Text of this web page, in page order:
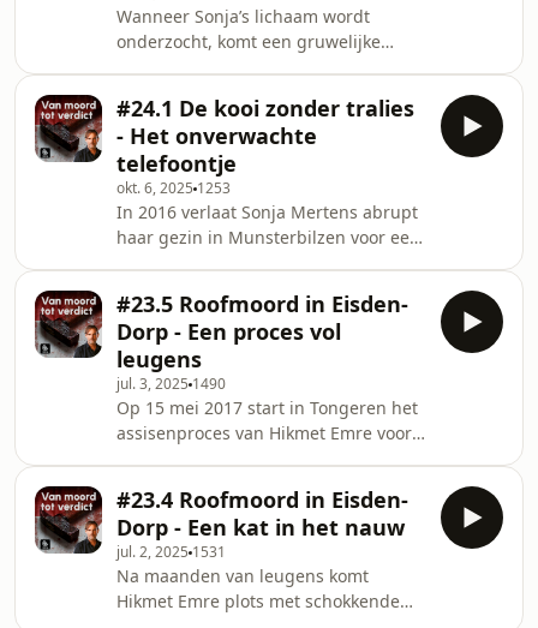
waarop haar lichaam het niet meer
aankon. Toch blijft Danny volhouden
dat hij dit “niet gewild” heeft. Maar
wanneer hij na zijn vrijlating hervalt
in oude, gewelddad
Wanneer Sonja’s lichaam wordt
onderzocht, komt een gruwelijke
maanden van geweld, controle en
vernedering. Danny S. wordt
gearresteerd, maar houdt vol dat
alles verkeerd begrepen wordt. Hij
spreekt onder meer over ‘ruige seks’,
terwijl getuigen een ander verhaal
vertellen: dat van een vrouw die
maandenlang werd vernederd en
mish
#24.1 De kooi zonder tralies
- Het onverwachte
telefoontje
okt. 6, 2025 1253
In 2016 verlaat Sonja Mertens abrupt
haar gezin in Munsterbilzen voor een
geschokt, en het contact met hun
moeder verwatert snel door Danny’s
dominante gedrag. Twee jaar later, op
5 september 2018, komt er een
telefoontje binnen bij de
hulpdiensten: de zus van Danny
meldt dat Sonja dood is. Wat begon
als een plots vertrek uit Munster
#23.5 Roofmoord in Eisden-
Dorp - Een proces vol
leugens
jul. 3, 2025 1490
Op 15 mei 2017 start in Tongeren het
assisenproces van Hikmet Emre voor
blijven nog veel onbeantwoorde
vragen. Het wordt een bewogen
proces, met massale
verontwaardiging bij iedereen die
Wies gekend heeft. Haar vier zonen
#23.4 Roofmoord in Eisden-
Dorp - Een kat in het nauw
jul. 2, 2025 1531
Na maanden van leugens komt
Hikmet Emre plots met schokkende